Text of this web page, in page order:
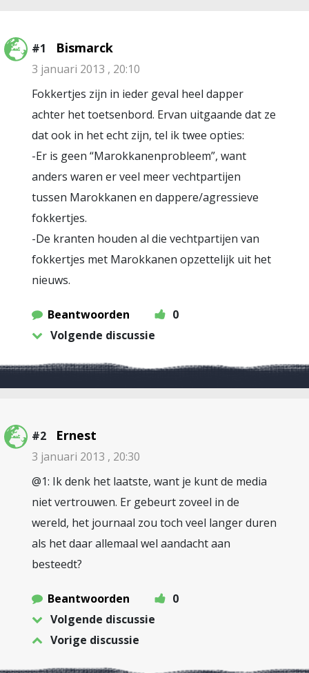
#1 Bismarck
3 januari 2013 , 20:10
Fokkertjes zijn in ieder geval heel dapper
achter het toetsenbord. Ervan uitgaande dat ze
dat ook in het echt zijn, tel ik twee opties:
-Er is geen “Marokkanenprobleem”, want
anders waren er veel meer vechtpartijen
tussen Marokkanen en dappere/agressieve
fokkertjes.
-De kranten houden al die vechtpartijen van
fokkertjes met Marokkanen opzettelijk uit het
nieuws.
Beantwoorden
0
Volgende discussie
#2 Ernest
3 januari 2013 , 20:30
@1: Ik denk het laatste, want je kunt de media
niet vertrouwen. Er gebeurt zoveel in de
wereld, het journaal zou toch veel langer duren
als het daar allemaal wel aandacht aan
besteedt?
Beantwoorden
0
Volgende discussie
Vorige discussie